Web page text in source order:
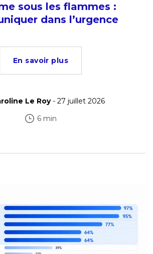
sous les flammes :
dans l’urgence
En savoir plus
Le Roy- 27 juillet 2026
6 min